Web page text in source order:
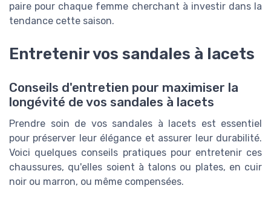
paire pour chaque femme cherchant à investir dans la
tendance cette saison.
Entretenir vos sandales à lacets
Conseils d'entretien pour maximiser la
longévité de vos sandales à lacets
Prendre soin de vos sandales à lacets est essentiel
pour préserver leur élégance et assurer leur durabilité.
Voici quelques conseils pratiques pour entretenir ces
chaussures, qu'elles soient à talons ou plates, en cuir
noir ou marron, ou même compensées.